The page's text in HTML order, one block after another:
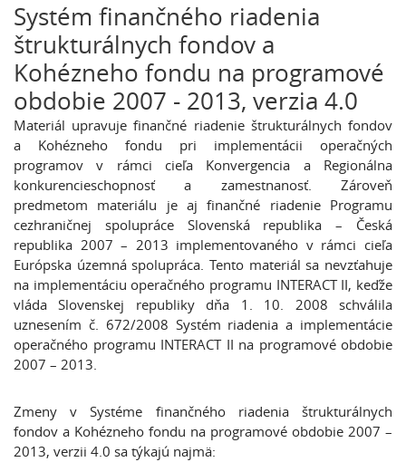
Systém finančného riadenia
štrukturálnych fondov a
Kohézneho fondu na programové
obdobie 2007 - 2013, verzia 4.0
Materiál upravuje finančné riadenie štrukturálnych fondov
a Kohézneho fondu pri implementácii operačných
programov v rámci cieľa Konvergencia a Regionálna
konkurencieschopnosť a zamestnanosť. Zároveň
predmetom materiálu je aj finančné riadenie Programu
cezhraničnej spolupráce Slovenská republika – Česká
republika 2007 – 2013 implementovaného v rámci cieľa
Európska územná spolupráca. Tento materiál sa nevzťahuje
na implementáciu operačného programu INTERACT II, keďže
vláda Slovenskej republiky dňa 1. 10. 2008 schválila
uznesením č. 672/2008 Systém riadenia a implementácie
operačného programu INTERACT II na programové obdobie
2007 – 2013.
Zmeny v Systéme finančného riadenia štrukturálnych
fondov a Kohézneho fondu na programové obdobie 2007 –
2013, verzii 4.0 sa týkajú najmä: